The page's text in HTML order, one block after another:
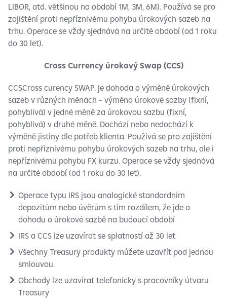
LIBOR, atd. většinou na období 1M, 3M, 6M). Používá se pro
zajištění proti nepříznivému pohybu úrokových sazeb na
trhu. Operace se vždy sjednává na určité období (od 1 roku
do 30 let).
Cross Currency úrokový Swap (CCS)
CCSCross curency SWAP. je dohoda o výměně úrokových
sazeb v různých měnách - výměna úrokové sazby (fixní,
pohyblivá) v jedné měně za úrokovou sazbu (fixní,
pohyblivá) v druhé měně. Dochází nebo nedochází k
výměně jistiny dle potřeb klienta. Používá se pro zajištění
proti nepříznivému pohybu úrokových sazeb na trhu, ale i
nepříznivému pohybu FX kurzu. Operace se vždy sjednává
na určité období (od 1 roku do 30 let).
Operace typu IRS jsou analogické standardním
depozitům nebo úvěrům s tím rozdílem, že jde o
dohodu o úrokové sazbě na budoucí období
IRS a CCS lze uzavírat se splatností až 30 let
Všechny Treasury produkty můžete uzavřít pod jednou
smlouvou.
Obchody lze uzavírat telefonicky s pracovníky útvaru
Treasury